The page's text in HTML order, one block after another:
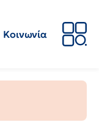
Κοινωνία